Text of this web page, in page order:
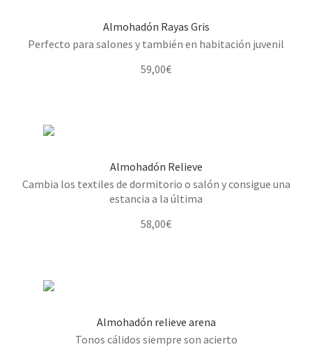
Almohadón Rayas Gris
Perfecto para salones y también en habitación juvenil
59,00€
Almohadón Relieve
Cambia los textiles de dormitorio o salón y consigue una
estancia a la última
58,00€
Almohadón relieve arena
Tonos cálidos siempre son acierto